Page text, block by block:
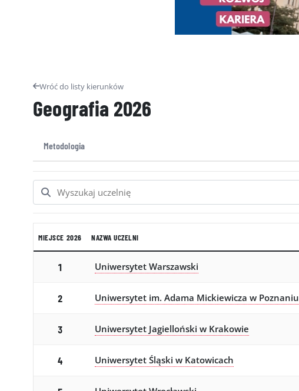
Wróć do listy kierunków
Geografia 2026
Metodologia
MIEJSCE 2026 NAZWA UCZELNI
1 Uniwersytet Warszawski
2 Uniwersytet im. Adama Mickiewicza w Poznaniu
3 Uniwersytet Jagielloński w Krakowie
4 Uniwersytet Śląski w Katowicach